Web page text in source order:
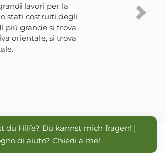
lavori per la
stati costruiti degli
più grande si trova
orientale, si trova
du Hilfe? Du kannst mich fragen! |
di aiuto? Chiedi a me!